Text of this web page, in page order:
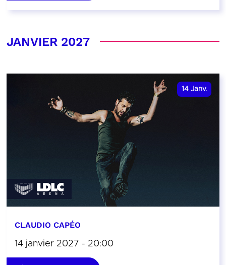
JANVIER 2027
14 Janv.
CLAUDIO CAPÉO
14 janvier 2027 - 20:00